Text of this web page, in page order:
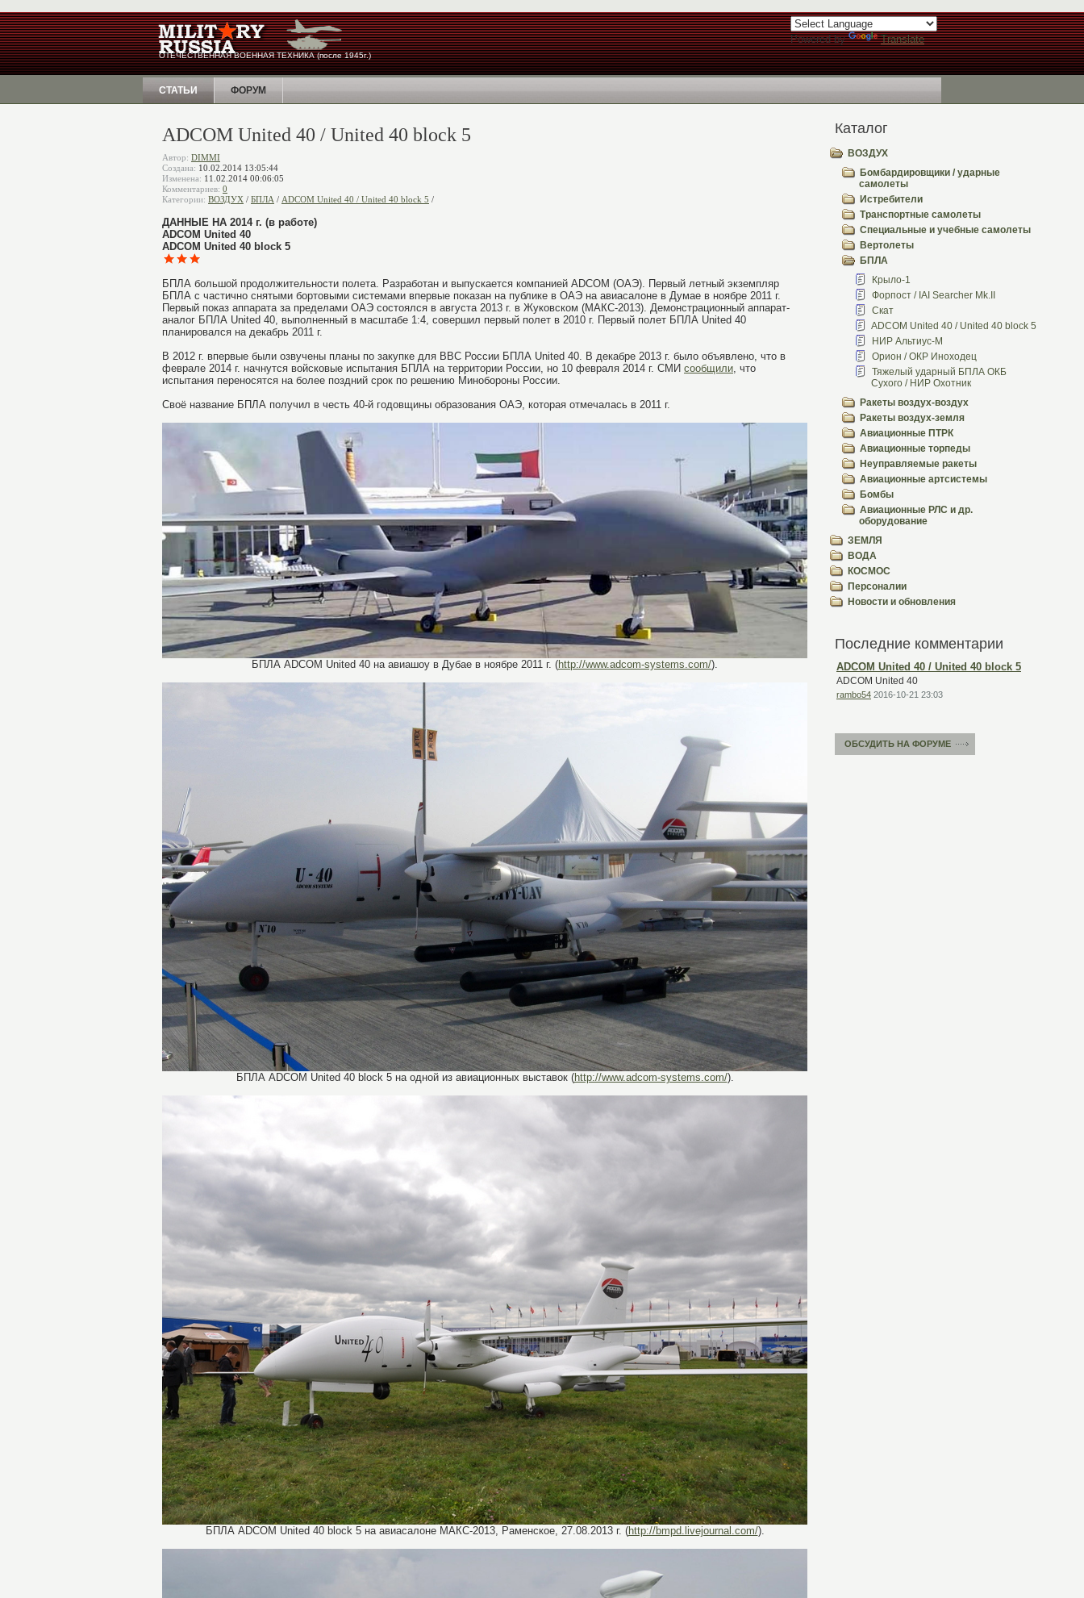
Powered by Translate
ОТЕЧЕСТВЕННАЯ ВОЕННАЯ ТЕХНИКА (после 1945г.)
СТАТЬИ ФОРУМ
ADCOM United 40 / United 40 block 5
Автор: DIMMI
Создана: 10.02.2014 13:05:44
Изменена: 11.02.2014 00:06:05
Комментариев: 0
Категории: ВОЗДУХ / БПЛА / ADCOM United 40 / United 40 block 5 /
ДАННЫЕ НА 2014 г. (в работе)
ADCOM United 40
ADCOM United 40 block 5
БПЛА большой продолжительности полета. Разработан и выпускается компанией ADCOM (ОАЭ). Первый летный экземпляр
БПЛА с частично снятыми бортовыми системами впервые показан на публике в ОАЭ на авиасалоне в Думае в ноябре 2011 г.
Первый показ аппарата за пределами ОАЭ состоялся в августа 2013 г. в Жуковском (МАКС-2013). Демонстрационный аппарат-
аналог БПЛА United 40, выполненный в масштабе 1:4, совершил первый полет в 2010 г. Первый полет БПЛА United 40
планировался на декабрь 2011 г.
В 2012 г. впервые были озвучены планы по закупке для ВВС России БПЛА United 40. В декабре 2013 г. было объявлено, что в
феврале 2014 г. начнутся войсковые испытания БПЛА на территории России, но 10 февраля 2014 г. СМИ сообщили, что
испытания переносятся на более поздний срок по решению Минобороны России.
Своё название БПЛА получил в честь 40-й годовщины образования ОАЭ, которая отмечалась в 2011 г.
БПЛА ADCOM United 40 на авиашоу в Дубае в ноябре 2011 г. (http://www.adcom-systems.com/).
БПЛА ADCOM United 40 block 5 на одной из авиационных выставок (http://www.adcom-systems.com/).
БПЛА ADCOM United 40 block 5 на авиасалоне МАКС-2013, Раменское, 27.08.2013 г. (http://bmpd.livejournal.com/).
Каталог
ВОЗДУХ
Бомбардировщики / ударные
самолеты
Истребители
Транспортные самолеты
Специальные и учебные самолеты
Вертолеты
БПЛА
Крыло-1
Форпост / IAI Searcher Mk.II
Скат
ADCOM United 40 / United 40 block 5
НИР Альтиус-М
Орион / ОКР Иноходец
Тяжелый ударный БПЛА ОКБ
Сухого / НИР Охотник
Ракеты воздух-воздух
Ракеты воздух-земля
Авиационные ПТРК
Авиационные торпеды
Неуправляемые ракеты
Авиационные артсистемы
Бомбы
Авиационные РЛС и др.
оборудование
ЗЕМЛЯ
ВОДА
КОСМОС
Персоналии
Новости и обновления
Последние комментарии
ADCOM United 40 / United 40 block 5
ADCOM United 40
rambo54 2016-10-21 23:03
ОБСУДИТЬ НА ФОРУМЕ